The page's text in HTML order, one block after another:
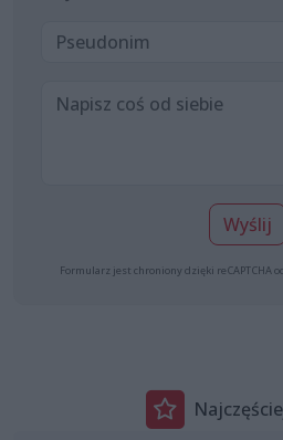
Wyślij
Formularz jest chroniony dzięki reCAPTCHA